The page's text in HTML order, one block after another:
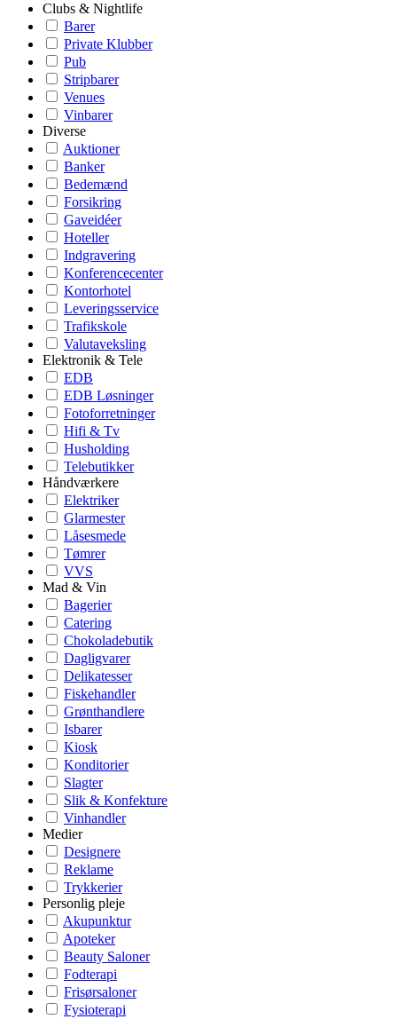
Clubs & Nightlife
Barer
Private Klubber
Pub
Stripbarer
Venues
Vinbarer
Diverse
Auktioner
Banker
Bedemænd
Forsikring
Gaveidéer
Hoteller
Indgravering
Konferencecenter
Kontorhotel
Leveringsservice
Trafikskole
Valutaveksling
Elektronik & Tele
EDB
EDB Løsninger
Fotoforretninger
Hifi & Tv
Husholding
Telebutikker
Håndværkere
Elektriker
Glarmester
Låsesmede
Tømrer
VVS
Mad & Vin
Bagerier
Catering
Chokoladebutik
Dagligvarer
Delikatesser
Fiskehandler
Grønthandlere
Isbarer
Kiosk
Konditorier
Slagter
Slik & Konfekture
Vinhandler
Medier
Designere
Reklame
Trykkerier
Personlig pleje
Akupunktur
Apoteker
Beauty Saloner
Fodterapi
Frisørsaloner
Fysioterapi